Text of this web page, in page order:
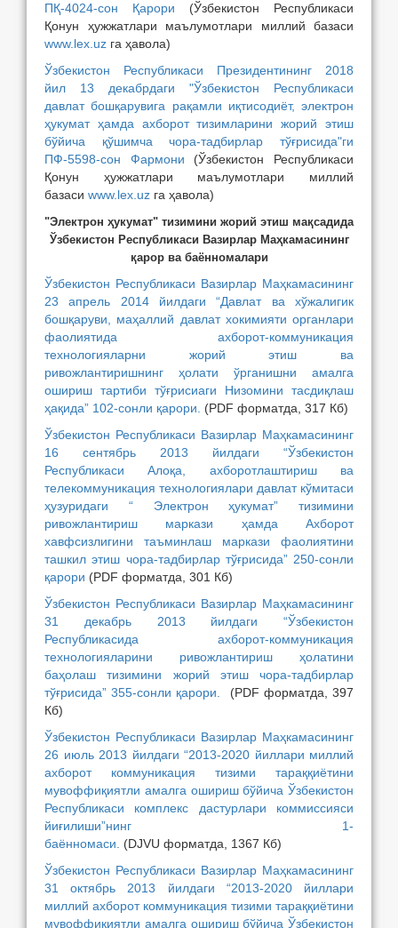
ПҚ-4024-сон Қарори (Ўзбекистон Республикаси
Қонун ҳужжатлари маълумотлари миллий базаси
www.lex.uz га ҳавола)
Ўзбекистон Республикаси Президентининг 2018
йил 13 декабрдаги "Ўзбекистон Республикаси
давлат бошқарувига рақамли иқтисодиёт, электрон
ҳукумат ҳамда ахборот тизимларини жорий этиш
бўйича қўшимча чора-тадбирлар тўғрисида"ги
ПФ-5598-сон Фармони (Ўзбекистон Республикаси
Қонун ҳужжатлари маълумотлари миллий
базаси www.lex.uz га ҳавола)
"Электрон ҳукумат" тизимини жорий этиш мақсадида
Ўзбекистон Республикаси Вазирлар Маҳкамасининг
қарор ва баённомалари
Ўзбекистон Республикаси Вазирлар Маҳкамасининг
23 апрель 2014 йилдаги “Давлат ва хўжалигик
бошқаруви, маҳаллий давлат хокимияти органлари
фаолиятида ахборот-коммуникация
технологияларни жорий этиш ва
ривожлантиришнинг ҳолати ўрганишни амалга
ошириш тартиби тўғрисиаги Низомини тасдиқлаш
ҳақида” 102-сонли қарори.
(PDF форматда, 317 Кб)
Ўзбекистон Республикаси Вазирлар Маҳкамасининг
16 сентябрь 2013 йилдаги “Ўзбекистон
Республикаси Алоқа, ахборотлаштириш ва
телекоммуникация технологиялари давлат кўмитаси
ҳузуридаги “ Электрон ҳукумат” тизимини
ривожлантириш маркази ҳамда Ахборот
хавфсизлигини таъминлаш маркази фаолиятини
ташкил этиш чора-тадбирлар тўғрисида” 250-сонли
қарори (PDF форматда, 301 Кб)
Ўзбекистон Республикаси Вазирлар Маҳкамасининг
31 декабрь 2013 йилдаги “Ўзбекистон
Республикасида ахборот-коммуникация
технологияларини ривожлантириш ҳолатини
баҳолаш тизимини жорий этиш чора-тадбирлар
тўғрисида” 355-сонли қарори.
(PDF форматда, 397
Кб)
Ўзбекистон Республикаси Вазирлар Маҳкамасининг
26 июль 2013 йилдаги “2013-2020 йиллари миллий
ахборот коммуникация тизими тараққиётини
мувоффиқиятли амалга ошириш бўйича Ўзбекистон
Республикаси комплекс дастурлари коммиссияси
йиғилиши”нинг 1-
баённомаси.
(DJVU форматда, 1367 Кб)
Ўзбекистон Республикаси Вазирлар Маҳкамасининг
31 октябрь 2013 йилдаги “2013-2020 йиллари
миллий ахборот коммуникация тизими тараққиётини
мувоффиқиятли амалга ошириш бўйича Ўзбекистон